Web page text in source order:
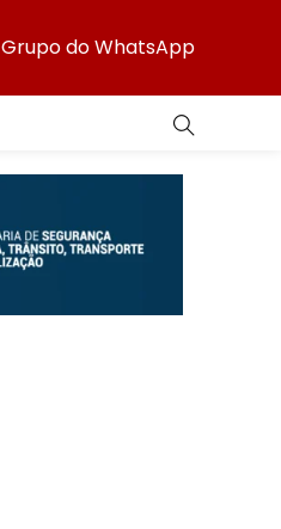
Grupo do WhatsApp